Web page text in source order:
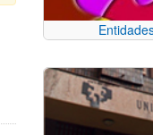
para desplazarse.